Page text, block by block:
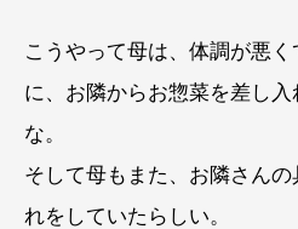
こうやって母は、体調が悪
に、お隣からお惣菜を差し
な。
そして母もまた、お隣さん
れをしていたらしい。